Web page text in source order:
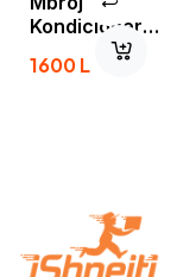
Kondicioneri
1600L